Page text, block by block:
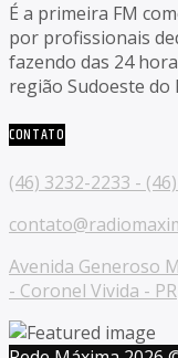
É a primeira FM
por profissionais
fazendo das 24
região Sudoeste do
CONTATO
(46) 3232-2233 -
Avenida Generoso
- Coronel Vivida - PR